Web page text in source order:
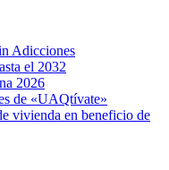
Adicciones
el 2032
2026
de «UAQtívate»
vivienda en beneficio de